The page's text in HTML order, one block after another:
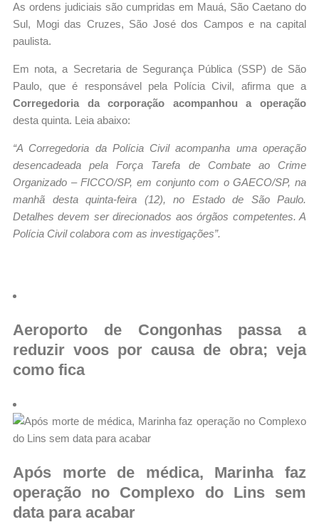
As ordens judiciais são cumpridas em Mauá, São Caetano do
Sul, Mogi das Cruzes, São José dos Campos e na capital
paulista.
Em nota, a Secretaria de Segurança Pública (SSP) de São
Paulo, que é responsável pela Polícia Civil, afirma que a
Corregedoria da corporação acompanhou a operação
desta quinta. Leia abaixo:
“A Corregedoria da Polícia Civil acompanha uma operação
desencadeada pela Força Tarefa de Combate ao Crime
Organizado – FICCO/SP, em conjunto com o GAECO/SP, na
manhã desta quinta-feira (12), no Estado de São Paulo.
Detalhes devem ser direcionados aos órgãos competentes. A
Polícia Civil colabora com as investigações”.
Aeroporto de Congonhas passa a
reduzir voos por causa de obra; veja
como fica
Após morte de médica, Marinha faz
operação no Complexo do Lins sem
data para acabar